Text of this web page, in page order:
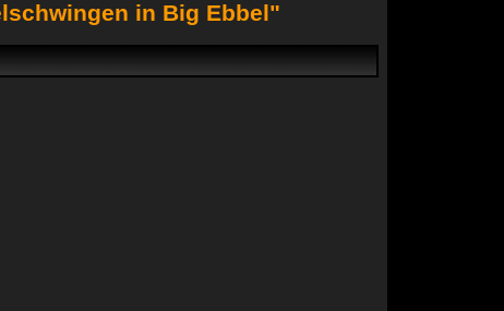
in Big Ebbel"